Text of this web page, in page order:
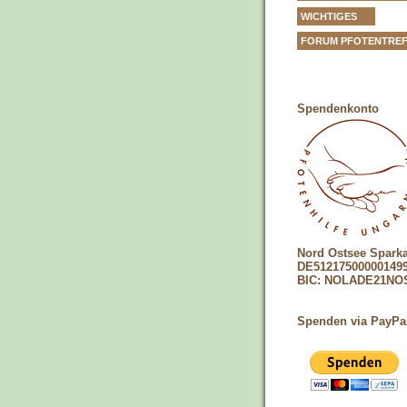
WICHTIGES
FORUM
Spendenkonto
Nord Ostsee
BIC:
Spenden via PayPal